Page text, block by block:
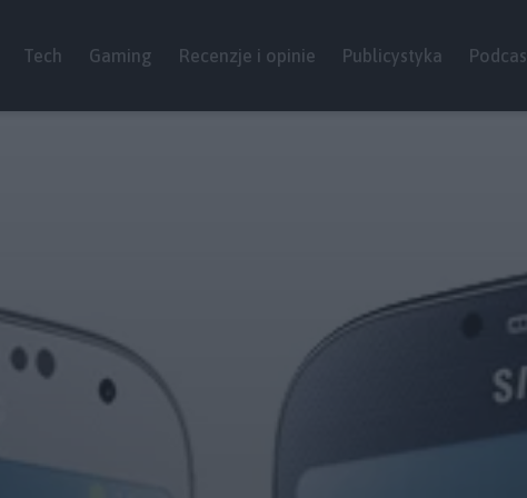
Tech Gaming Recenzje i opinie Publicystyka